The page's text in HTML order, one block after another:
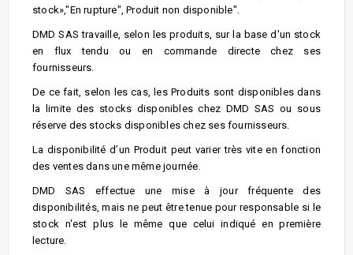
stock»,"En rupture", Produit non disponible".
DMD SAS travaille, selon les produits, sur la base d'un stock
en flux tendu ou en commande directe chez ses
fournisseurs.
De ce fait, selon les cas, les Produits sont disponibles dans
la limite des stocks disponibles chez DMD SAS ou sous
réserve des stocks disponibles chez ses fournisseurs.
La disponibilité d’un Produit peut varier très vite en fonction
des ventes dans une même journée.
DMD SAS effectue une mise à jour fréquente des
disponibilités, mais ne peut être tenue pour responsable si le
stock n'est plus le même que celui indiqué en première
lecture.